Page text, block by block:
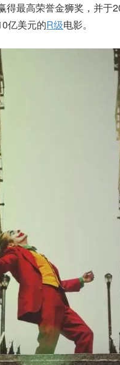
得最高荣誉金狮奖，并于
亿美元的R级电影。